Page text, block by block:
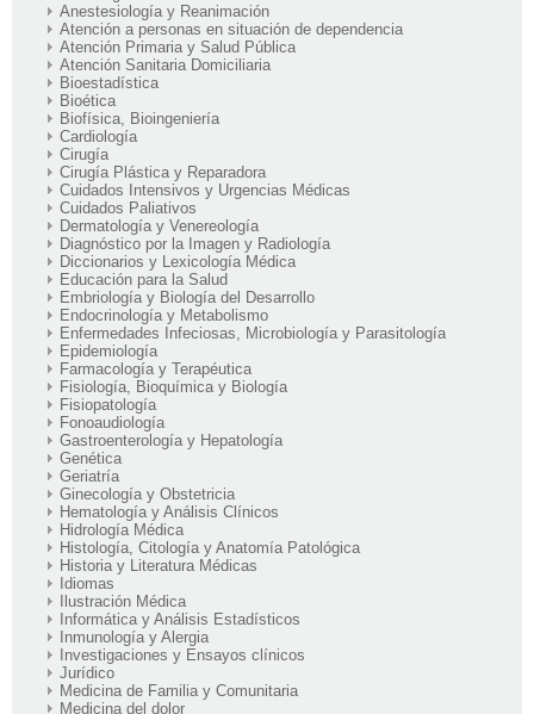
Anestesiología y Reanimación
Atención a personas en situación de dependencia
Atención Primaria y Salud Pública
Atención Sanitaria Domiciliaria
Bioestadística
Bioética
Biofísica, Bioingeniería
Cardiología
Cirugía
Cirugía Plástica y Reparadora
Cuidados Intensivos y Urgencias Médicas
Cuidados Paliativos
Dermatología y Venereología
Diagnóstico por la Imagen y Radiología
Diccionarios y Lexicología Médica
Educación para la Salud
Embriología y Biología del Desarrollo
Endocrinología y Metabolismo
Enfermedades Infeciosas, Microbiología y Parasitología
Epidemiología
Farmacología y Terapéutica
Fisiología, Bioquímica y Biología
Fisiopatología
Fonoaudiología
Gastroenterología y Hepatología
Genética
Geriatría
Ginecología y Obstetricia
Hematología y Análisis Clínicos
Hidrología Médica
Histología, Citología y Anatomía Patológica
Historia y Literatura Médicas
Idiomas
Ilustración Médica
Informática y Análisis Estadísticos
Inmunología y Alergia
Investigaciones y Ensayos clínicos
Jurídico
Medicina de Familia y Comunitaria
Medicina del dolor